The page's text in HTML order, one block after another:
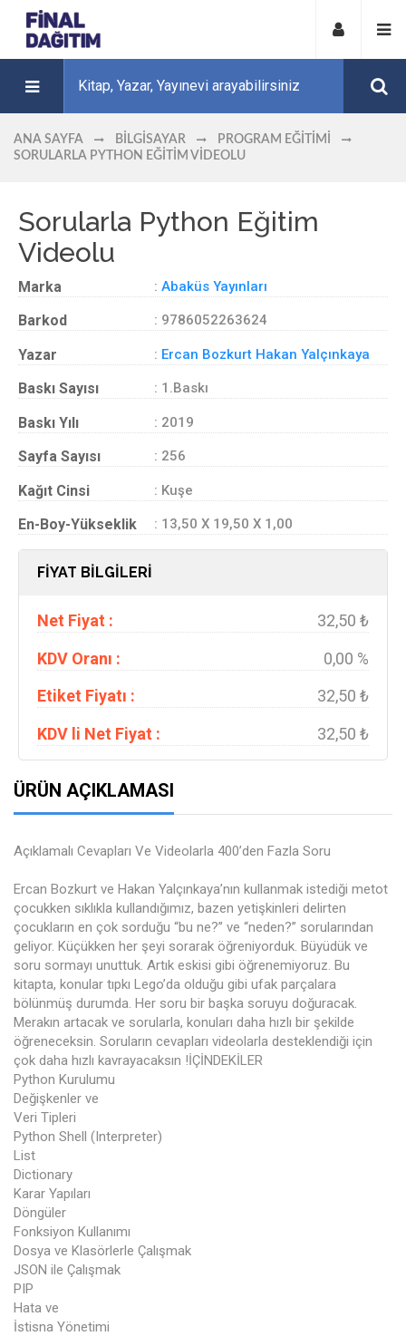
ANA SAYFA BILGISAYAR
PROGRAM EĞITIMI
SORULARLA PYTHON EĞITIM VIDEOLU
Sorularla Python Eğitim
Videolu
Marka : Abaküs Yayınları
Barkod : 9786052263624
Yazar : Ercan Bozkurt Hakan Yalçınkaya
Baskı Sayısı : 1.Baskı
Baskı Yılı : 2019
Sayfa Sayısı : 256
Kağıt Cinsi : Kuşe
En-Boy-Yükseklik : 13,50 X 19,50 X 1,00
FİYAT BİLGİLERİ
Net Fiyat :
32,50 ₺
KDV Oranı :
0,00 %
Etiket Fiyatı :
32,50 ₺
KDV li Net Fiyat :
32,50 ₺
ÜRÜN AÇIKLAMASI
Açıklamalı Cevapları Ve Videolarla 400’den Fazla Soru
Ercan Bozkurt ve Hakan Yalçınkaya’nın kullanmak istediği metot
çocukken sıklıkla kullandığımız, bazen yetişkinleri delirten
çocukların en çok sorduğu “bu ne?” ve “neden?” sorularından
geliyor. Küçükken her şeyi sorarak öğreniyorduk. Büyüdük ve
soru sormayı unuttuk. Artık eskisi gibi öğrenemiyoruz. Bu
kitapta, konular tıpkı Lego’da olduğu gibi ufak parçalara
bölünmüş durumda. Her soru bir başka soruyu doğuracak.
Merakın artacak ve sorularla, konuları daha hızlı bir şekilde
öğreneceksin. Soruların cevapları videolarla desteklendiği için
çok daha hızlı kavrayacaksın !İÇİNDEKİLER
Python Kurulumu
Değişkenler ve
Veri Tipleri
Python Shell (Interpreter)
List
Dictionary
Karar Yapıları
Döngüler
Fonksiyon Kullanımı
Dosya ve Klasörlerle Çalışmak
JSON ile Çalışmak
PIP
Hata ve
İstisna Yönetimi